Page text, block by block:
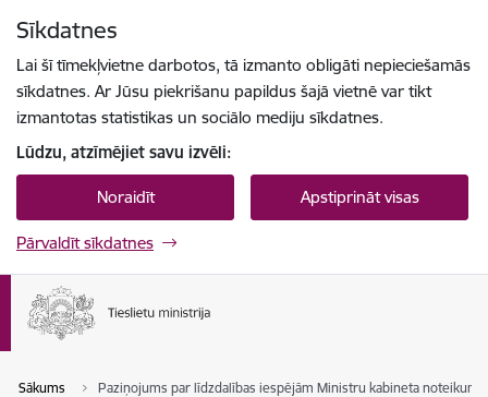
Sīkdatnes
Lai šī tīmekļvietne darbotos, tā izmanto obligāti nepieciešamās
sīkdatnes. Ar Jūsu piekrišanu papildus šajā vietnē var tikt
izmantotas statistikas un sociālo mediju sīkdatnes.
Lūdzu, atzīmējiet savu izvēli:
Noraidīt Apstiprināt visas
Pārvaldīt sīkdatnes
Sākums Paziņojums par līdzdalības iespējām Ministru kabineta